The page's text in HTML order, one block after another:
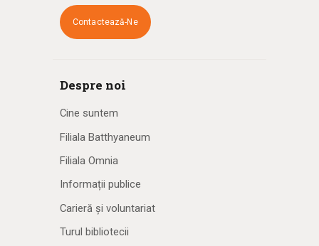
Contactează-Ne
Despre noi
Cine suntem
Filiala Batthyaneum
Filiala Omnia
Informații publice
Carieră și voluntariat
Turul bibliotecii